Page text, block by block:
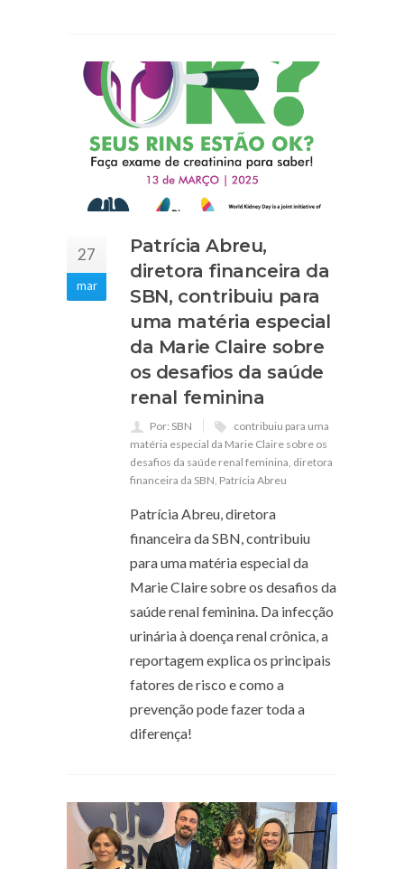
27
mar
Patrícia Abreu,
diretora financeira da
SBN, contribuiu para
uma matéria especial
da Marie Claire sobre
os desafios da saúde
renal feminina
Por: SBN
contribuiu para uma
matéria especial da Marie Claire sobre os
desafios da saúde renal feminina, diretora
financeira da SBN, Patrícia Abreu
Patrícia Abreu, diretora
financeira da SBN, contribuiu
para uma matéria especial da
Marie Claire sobre os desafios da
saúde renal feminina. Da infecção
urinária à doença renal crônica, a
reportagem explica os principais
fatores de risco e como a
prevenção pode fazer toda a
diferença!